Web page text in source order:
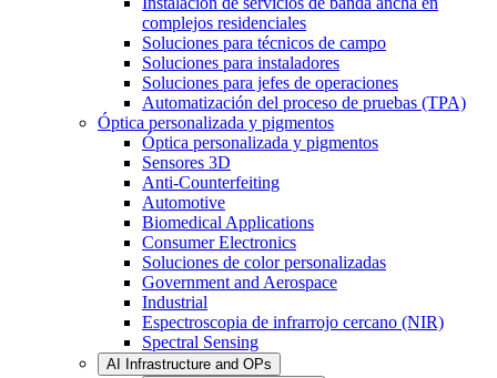
complejos residenciales
Soluciones para técnicos de campo
Soluciones para instaladores
Soluciones para jefes de operaciones
Automatización del proceso de pruebas (TPA)
Óptica personalizada y pigmentos
Óptica personalizada y pigmentos
Sensores 3D
Anti-Counterfeiting
Automotive
Biomedical Applications
Consumer Electronics
Soluciones de color personalizadas
Government and Aerospace
Industrial
Espectroscopia de infrarrojo cercano (NIR)
Spectral Sensing
AI Infrastructure and OPs